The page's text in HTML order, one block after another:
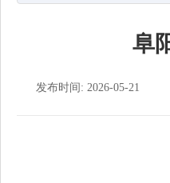
阜
发布时间: 2026-05-21